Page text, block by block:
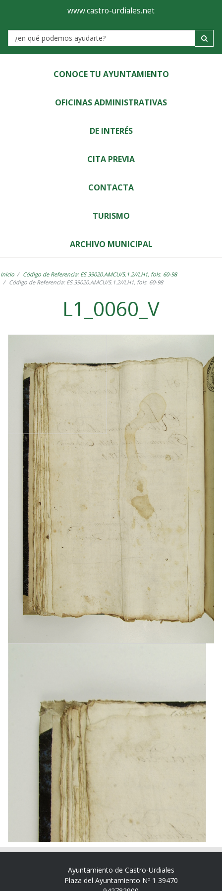
Ayuntamiento
de
Castro-
Urdiales
www.castro-urdiales.net
Label
CONOCE TU AYUNTAMIENTO
OFICINAS ADMINISTRATIVAS
DE INTERÉS
CITA PREVIA
CONTACTA
TURISMO
ARCHIVO MUNICIPAL
Inicio
Código de Referencia: ES.39020.AMCU/5.1.2//LH1, fols. 60-98
Código de Referencia: ES.39020.AMCU/5.1.2//LH1, fols. 60-98
L1_0060_V
Ayuntamiento de Castro-Urdiales
Plaza del Ayuntamiento Nº 1 39470